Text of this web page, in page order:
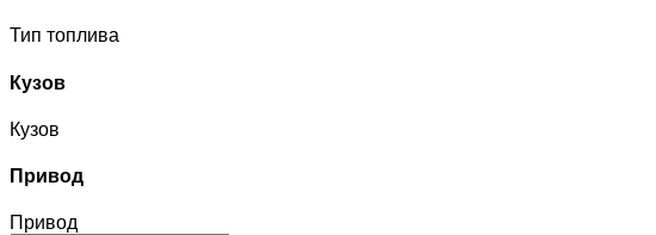
Тип топлива
Кузов
Кузов
Привод
Привод